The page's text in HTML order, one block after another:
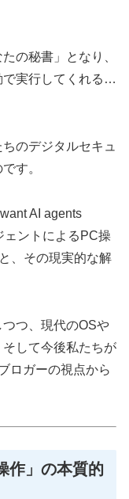
の秘書」となり、
で実行してくれる…
のデジタルセキュ
す。
AI agents
ェントによるPC操
、その現実的な解
つ、現代のOSや
して今後私たちが
ロガーの視点から
作」の本質的